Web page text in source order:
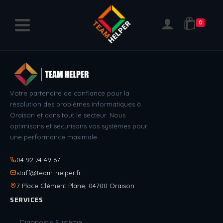
0
Votre partenaire de confiance pour la
résolution des problèmes informatiques à
Oraison et dans tout le secteur. Nous
optimisons et sécurisons vos systèmes pour
une performance maximale.
04 92 74 49 67
staff@team-helper.fr
7 Place Clément Plane, 04700 Oraison
SERVICES